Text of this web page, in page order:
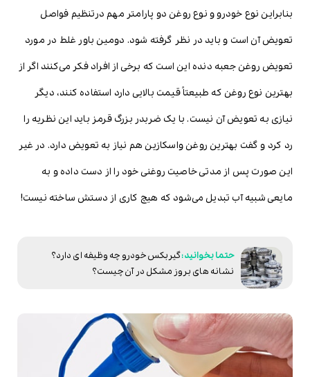
بنابراین نوع خودرو و نوع روغن دو پارامتر مهم درتنظیم فواصل
تعویض آن است و باید در نظر گرفته شود. دومین باور غلط در مورد
تعویض روغن جعبه دنده این است که برخی از افراد فکر می‌کنند اگر از
بهترین نوع روغن که طبیعتاً قیمت بالایی دارد استفاده کنند، دیگر
نیازی به تعویض آن نیست. با یک ضربدر بزرگ قرمز باید این نظریه را
رد کرد و گفت بهترین روغن واسکازین هم نیاز به تعویض دارد. در غیر
این صورت پس از مدتی خاصیت روغنی خود را از دست داده و به
مایعی شبیه آب تبدیل می‌شود که هیچ کاری از دستش ساخته نیست!
گیربکس خودرو چه وظیفه ای دارد؟
نشانه های بروز مشکل در آن چیست؟